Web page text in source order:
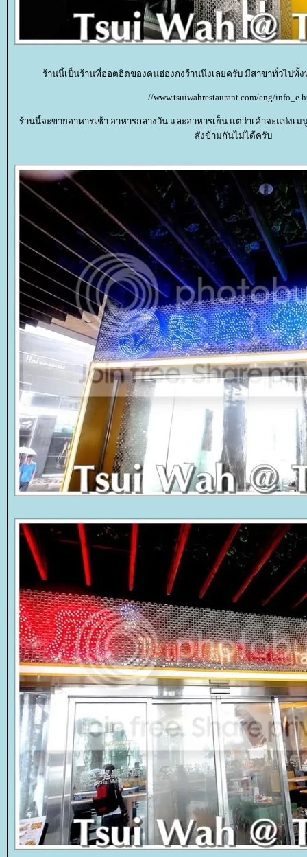
ร้านนี้เป็นร้านที่ฮอตฮิตของคนฮ่องกงร้านนึงเลยครับ มีสาขาทั่วไปทั้ง
//www.tsuiwahrestaurant.com/eng/
ร้านนี้จะขายอาหารเช้า อาหารกลางวัน และอาหารเย็น แต่ว่าเค้าจะแบ่งเ
สั่งข้ามกันไม่ได้ครับ